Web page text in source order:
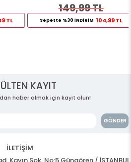
149,99 TL
Sepette %30 İNDİRİM 104,99 TL
KAYIT
haber almak için kayıt olun!
GÖNDER
İLETİŞİM